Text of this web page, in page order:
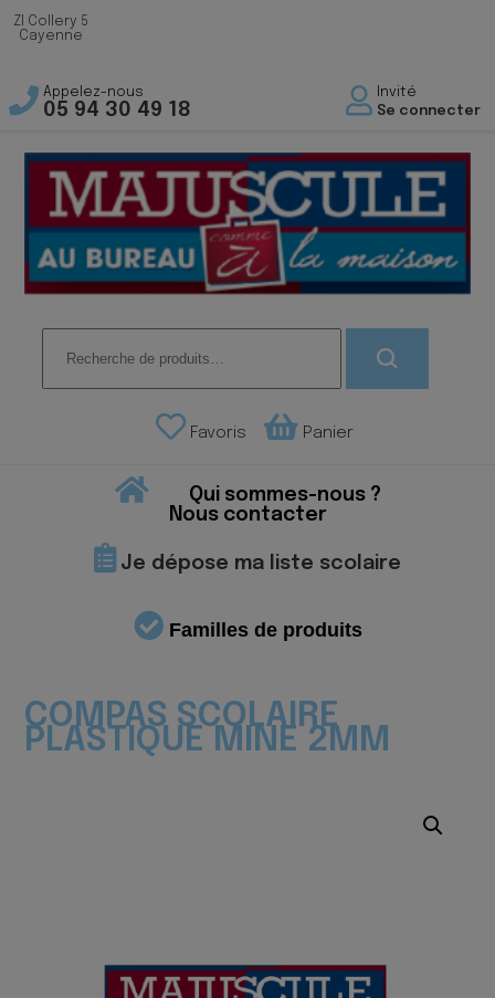
ZI Collery 5
Cayenne
Appelez-nous
05 94 30 49 18
Invité
Se connecter
pour :
Favoris Panier
Qui sommes-nous ?
Nous contacter
Je dépose ma liste scolaire
Familles de produits
COMPAS SCOLAIRE
PLASTIQUE MINE 2MM